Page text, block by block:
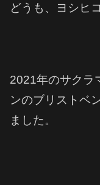
どうも、ヨシヒ
2021年のサクラ
ンのブリストベ
ました。